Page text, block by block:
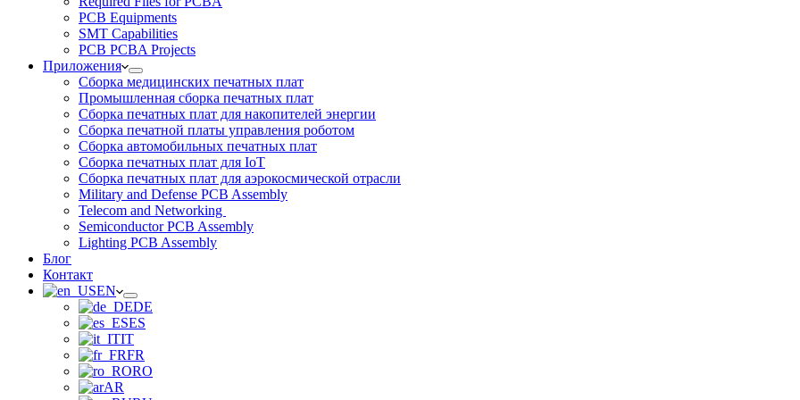
PCB Equipments
SMT Capabilities
PCB PCBA Projects
Приложения
Сборка медицинских печатных плат
Промышленная сборка печатных плат
Сборка печатных плат для накопителей энергии
Сборка печатной платы управления роботом
Сборка автомобильных печатных плат
Сборка печатных плат для IoT
Сборка печатных плат для аэрокосмической отрасли
Military and Defense PCB Assembly
Telecom and Networking
Semiconductor PCB Assembly
Lighting PCB Assembly
Блог
Контакт
EN
DE
ES
IT
FR
RO
AR